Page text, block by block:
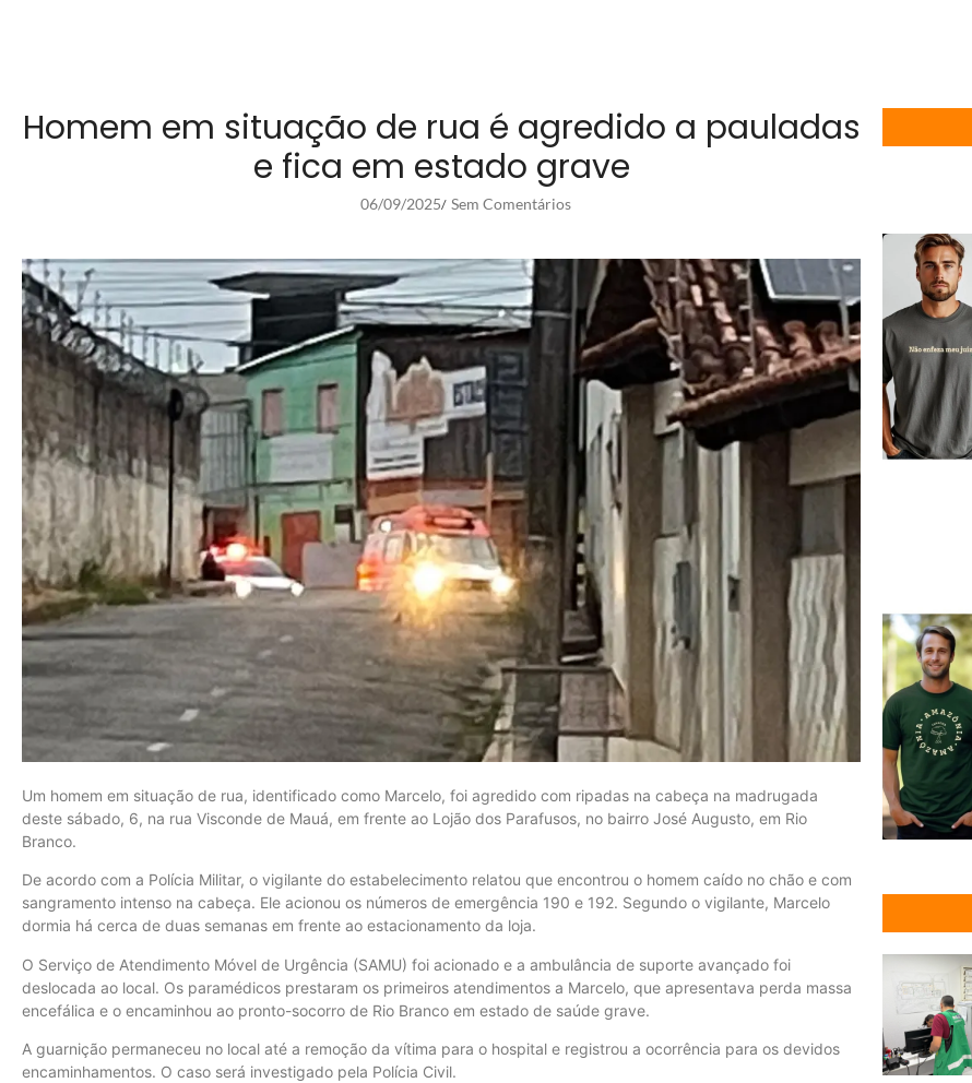
Homem em situação de rua é agredido a pauladas
e fica em estado grave
06/09/2025/ Sem Comentários
Um homem em situação de rua, identificado como Marcelo, foi agredido com ripadas na cabeça na madrugada
deste sábado, 6, na rua Visconde de Mauá, em frente ao Lojão dos Parafusos, no bairro José Augusto, em Rio
Branco.
De acordo com a Polícia Militar, o vigilante do estabelecimento relatou que encontrou o homem caído no chão e com
sangramento intenso na cabeça. Ele acionou os números de emergência 190 e 192. Segundo o vigilante, Marcelo
dormia há cerca de duas semanas em frente ao estacionamento da loja.
O Serviço de Atendimento Móvel de Urgência (SAMU) foi acionado e a ambulância de suporte avançado foi
deslocada ao local. Os paramédicos prestaram os primeiros atendimentos a Marcelo, que apresentava perda massa
encefálica e o encaminhou ao pronto-socorro de Rio Branco em estado de saúde grave.
A guarnição permaneceu no local até a remoção da vítima para o hospital e registrou a ocorrência para os devidos
encaminhamentos. O caso será investigado pela Polícia Civil.